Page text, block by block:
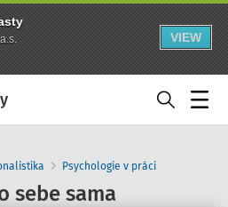
VIEW
Psychologie v práci
sebe sama